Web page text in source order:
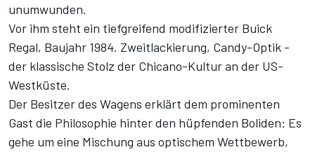
unumwunden.
Vor ihm steht ein tiefgreifend modifizierter Buick
Regal, Baujahr 1984. Zweitlackierung, Candy-Optik -
der klassische Stolz der Chicano-Kultur an der US-
Westküste.
Der Besitzer des Wagens erklärt dem prominenten
Gast die Philosophie hinter den hüpfenden Boliden: Es
gehe um eine Mischung aus optischem Wettbewerb,